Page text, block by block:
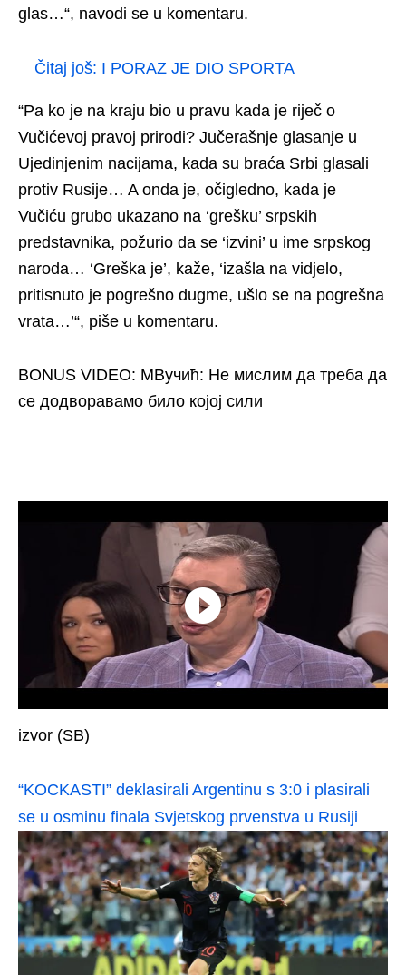
glas…“, navodi se u komentaru.
Čitaj još: I PORAZ JE DIO SPORTA
“Pa ko je na kraju bio u pravu kada je riječ o
Vučićevoj pravoj prirodi? Jučerašnje glasanje u
Ujedinjenim nacijama, kada su braća Srbi glasali
protiv Rusije… A onda je, očigledno, kada je
Vučiću grubo ukazano na ‘grešku’ srpskih
predstavnika, požurio da se ‘izvini’ u ime srpskog
naroda… ‘Greška je’, kaže, ‘izašla na vidjelo,
pritisnuto je pogrešno dugme, ušlo se na pogrešna
vrata…’“, piše u komentaru.
BONUS VIDEO: MВучић: Не мислим да треба да
се додворавамо било којој сили
izvor (SB)
“KOCKASTI” deklasirali Argentinu s 3:0 i plasirali
se u osminu finala Svjetskog prvenstva u Rusiji